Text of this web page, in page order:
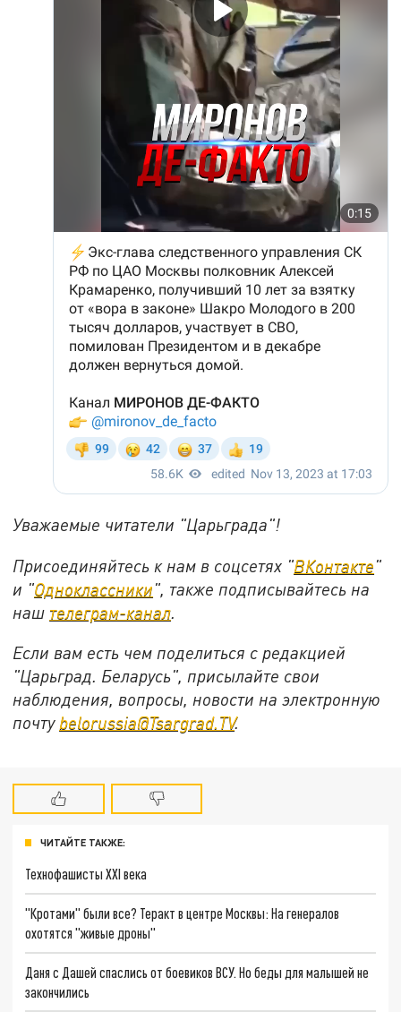
Уважаемые читатели "Царьграда"!
Присоединяйтесь к нам в соцсетях "ВКонтакте"
и "Одноклассники", также подписывайтесь на
наш телеграм-канал.
Если вам есть чем поделиться с редакцией
"Царьград. Беларусь", присылайте свои
наблюдения, вопросы, новости на электронную
почту belorussia@Tsargrad.TV.
ЧИТАЙТЕ ТАКЖЕ:
Технофашисты XXI века
"Кротами" были все? Теракт в центре Москвы: На генералов
охотятся "живые дроны"
Даня с Дашей спаслись от боевиков ВСУ. Но беды для малышей не
закончились